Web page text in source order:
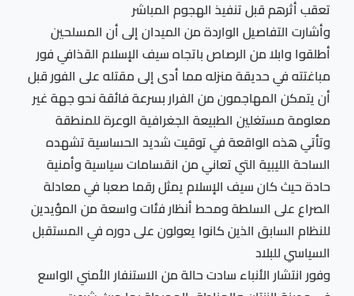
تعقب أثرهم قبل تنفيذ الهجوم المباشر
وأشارت التفاصيل الواردة من الميدان إلى أن المسلحين
أطلقوا وابلا من الرصاص باتجاه سيف الإسلام القذافي فور
مباغتته في حديقة منزله مما أدى إلى مقتله على الفور قبل
أن يتمكن المهاجمون من الفرار بسرعة فائقة نحو جهة غير
معلومة مستغلين الطبيعة الجغرافية الوعرة للمنطقة
وتأتي هذه الواقعة في توقيت شديد الحساسية تشهده
الساحة الليبية التي تعاني من انقسامات سياسية وأمنية
حادة حيث كان سيف الإسلام يمثل رقما صعبا في معادلة
الصراع على السلطة ومحط أنظار فئات واسعة من المؤيدين
للنظام السابق الذين كانوا يعولون على دوره في المستقبل
السياسي للبلاد
وفور انتشار الأنباء سادت حالة من الاستنفار الأمني الواسع